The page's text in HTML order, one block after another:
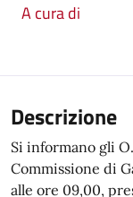
A cura di
Descrizione
Si informano gli
Commissione di
alle ore 09,00,